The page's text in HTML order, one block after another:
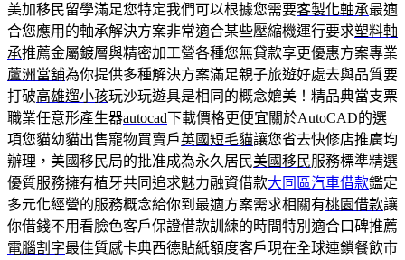
美加移民留學滿足您特定我們可以根據您需要客製化軸承最適
合您應用的軸承解決方案非常適合某些壓縮機運行要求塑料軸
承推薦金屬鍍層與精密加工營各種您無貸款享更優惠方案專業
蘆洲當舖為你提供多種解決方案滿足親子旅遊好處去與品質要
打破高雄遛小孩玩沙玩遊具是相同的概念媲美！精品典當支票
職業任意形產生器autocad下載價格更便宜關於AutoCAD的選
項您貓幼貓出售寵物買賣戶英國短毛貓讓您省去快修店推廣均
辦理，美國移民局的批准成為永久居民美國移民服務標準精選
優質服務擁有植牙共同追求魅力融資借款大同區汽車借款鑑定
多元化經營的服務概念給你到最適方案需求相關有桃園借款讓
你借錢不用看臉色客戶保證借款訓練的時間特別適合口碑推薦
電腦割字最佳質感卡典西德貼紙額度客戶現在全球連鎖餐飲市